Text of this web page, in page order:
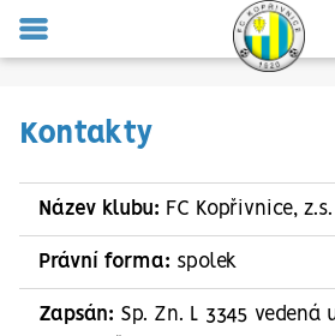
Kontakty
Název klubu: FC Kopřivnice, z.s.
Právní forma: spolek
Zapsán: Sp. Zn. L 3345 vedená